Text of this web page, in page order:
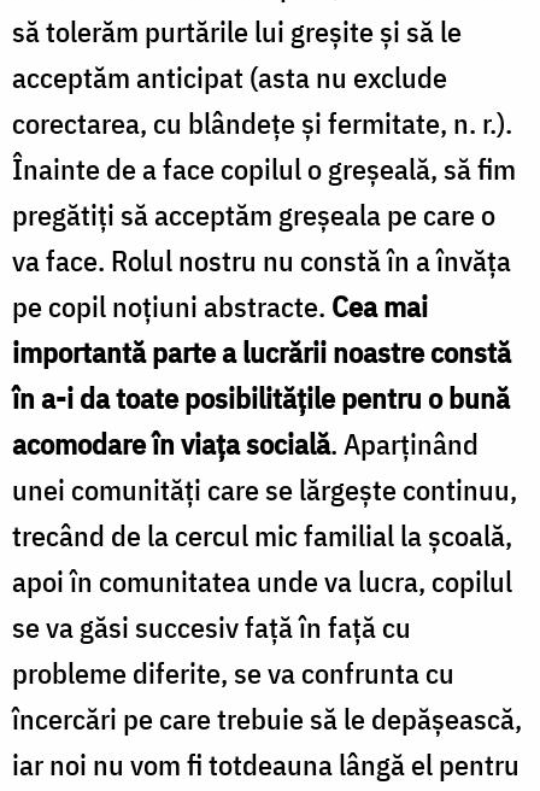
să tolerăm purtările lui greşite şi să le
acceptăm anticipat (asta nu exclude
corectarea, cu blândețe și fermitate, n. r.).
Înainte de a face copilul o greşeală, să fim
pregătiţi să acceptăm greşeala pe care o
va face. Rolul nostru nu constă în a învăţa
pe copil noţiuni abstracte. Cea mai
importantă parte a lucrării noastre constă
în a-i da toate posibilităţile pentru o bună
acomodare în viaţa socială. Aparţinând
unei comunităţi care se lărgeşte continuu,
trecând de la cercul mic familial la şcoală,
apoi în comunitatea unde va lucra, copilul
se va găsi succesiv faţă în faţă cu
probleme diferite, se va confrunta cu
încercări pe care trebuie să le depăşească,
iar noi nu vom fi totdeauna lângă el pentru